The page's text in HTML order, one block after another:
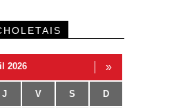
2026 »
J V S D